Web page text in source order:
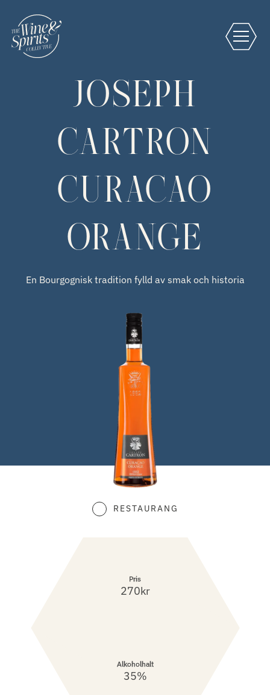
JOSEPH
CARTRON
CURACAO
ORANGE
En Bourgognisk tradition fylld av smak och historia
RESTAURANG
Pris
270kr
Alkoholhalt
35%